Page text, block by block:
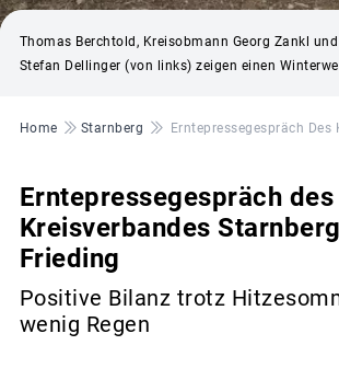
Thomas Berchtold, Kreisobmann Georg Zankl
Stefan Dellinger (von links) zeigen einen
Pfadnavigation
Home Starnberg Erntepressegespräch
Erntepressegespräch des
Kreisverbandes
Frieding
Positive Bilanz trotz
wenig Regen